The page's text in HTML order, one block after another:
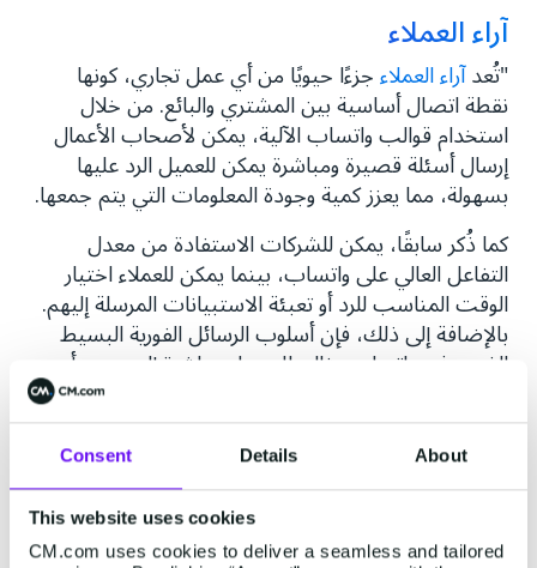
Consent Details About
This website uses cookies
CM.com uses cookies to deliver a seamless and tailored
آراء العملاء
"تُعدآراء العملاءجزءًا حيويًا من أي عمل تجاري، كونها
نقطة اتصال أساسية بين المشتري والبائع. من خلال
استخدام قوالب واتساب الآلية، يمكن لأصحاب الأعمال
إرسال أسئلة قصيرة ومباشرة يمكن للعميل الرد عليها
بسهولة، مما يعزز كمية وجودة المعلومات التي يتم جمعها.
كما ذُكر سابقًا، يمكن للشركات الاستفادة من معدل
التفاعل العالي على واتساب، بينما يمكن للعملاء اختيار
الوقت المناسب للرد أو تعبئة الاستبيانات المرسلة إليهم.
بالإضافة إلى ذلك، فإن أسلوب الرسائل الفورية البسيط
الذي يوفره واتساب مثالي للوصول مباشرة إلى جوهر أي
تتبع الطلبات وتحديثاتها
يمكن لعملاء العلامات التجارية التي تستخدم واتساب
لتقديم تتبع الطلبات وتحديثاتها البقاء على اطلاع دائم